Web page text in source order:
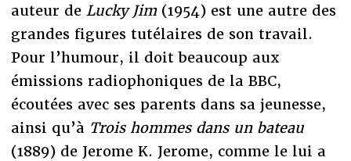
auteur de Lucky Jim(1954) est une autre des
grandes figures tutélaires de son travail.
Pour l’humour, il doit beaucoup aux
émissions radiophoniques de la BBC,
écoutées avec ses parents dans sa jeunesse,
ainsi qu’à Trois hommes dans un bateau
(1889) de Jerome K. Jerome, comme le lui a